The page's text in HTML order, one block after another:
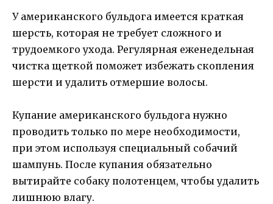
У американского бульдога имеется краткая
шерсть, которая не требует сложного и
трудоемкого ухода. Регулярная еженедельная
чистка щеткой поможет избежать скопления
шерсти и удалить отмершие волосы.
Купание американского бульдога нужно
проводить только по мере необходимости,
при этом используя специальный собачий
шампунь. После купания обязательно
вытирайте собаку полотенцем, чтобы удалить
лишнюю влагу.